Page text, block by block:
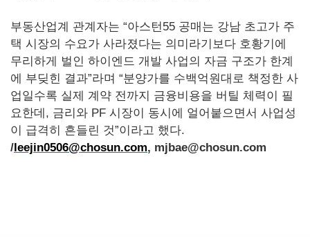
부동산업계 관계자는 “아스턴55 공매는 강남 초고가 주
택 시장의 수요가 사라졌다는 의미라기보다 호황기에
무리하게 벌인 하이엔드 개발 사업의 자금 구조가 한계
에 부딪힌 결과”라며 “분양가를 수백억원대로 책정한 사
업일수록 실제 계약 전까지 금융비용을 버틸 체력이 필
요한데, 금리와 PF 시장이 동시에 얼어붙으면서 사업성
이 급격히 흔들린 것”이라고 했다.
/ leejin0506@chosun.com, mjbae@chosun.com